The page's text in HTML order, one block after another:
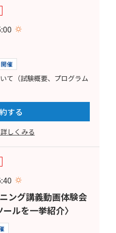
催
て（試験概要、プログラム
する
しくみる
ング講義動画体験会
ルを一挙紹介〉